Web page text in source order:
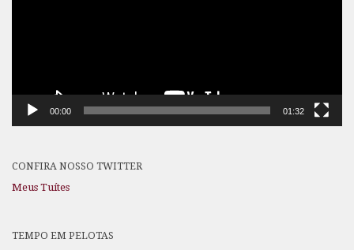
00:00 01:32
CONFIRA NOSSO TWITTER
Meus Tuítes
TEMPO EM PELOTAS